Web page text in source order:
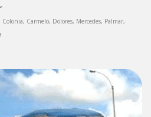
Carmelo, Dolores, Mercedes, Palmar,